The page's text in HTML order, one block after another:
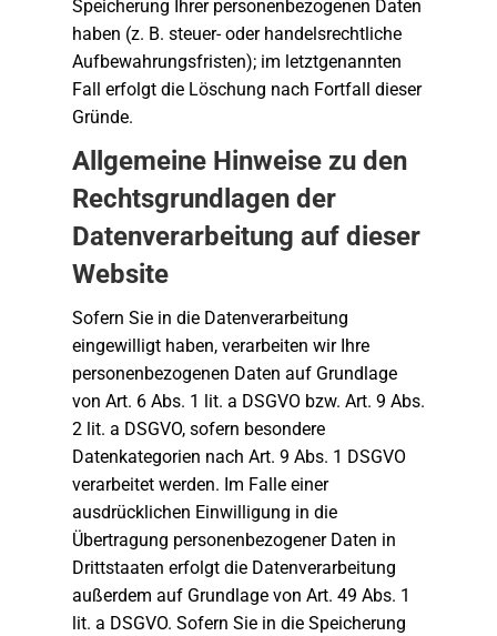
Speicherung Ihrer personenbezogenen Daten
haben (z. B. steuer- oder handelsrechtliche
Aufbewahrungsfristen); im letztgenannten
Fall erfolgt die Löschung nach Fortfall dieser
Gründe.
Allgemeine Hinweise zu den
Rechtsgrundlagen der
Datenverarbeitung auf dieser
Website
Sofern Sie in die Datenverarbeitung
eingewilligt haben, verarbeiten wir Ihre
personenbezogenen Daten auf Grundlage
von Art. 6 Abs. 1 lit. a DSGVO bzw. Art. 9 Abs.
2 lit. a DSGVO, sofern besondere
Datenkategorien nach Art. 9 Abs. 1 DSGVO
verarbeitet werden. Im Falle einer
ausdrücklichen Einwilligung in die
Übertragung personenbezogener Daten in
Drittstaaten erfolgt die Datenverarbeitung
außerdem auf Grundlage von Art. 49 Abs. 1
lit. a DSGVO. Sofern Sie in die Speicherung